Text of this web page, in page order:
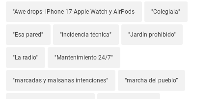
"Awe drops- iPhone 17-Apple Watch y AirPods "Colegiala"
"Esa pared" "incidencia técnica" "Jardín prohibido"
"La radio" "Mantenimiento 24/7"
"marcadas y malsanas intenciones" “marcha del pueblo”